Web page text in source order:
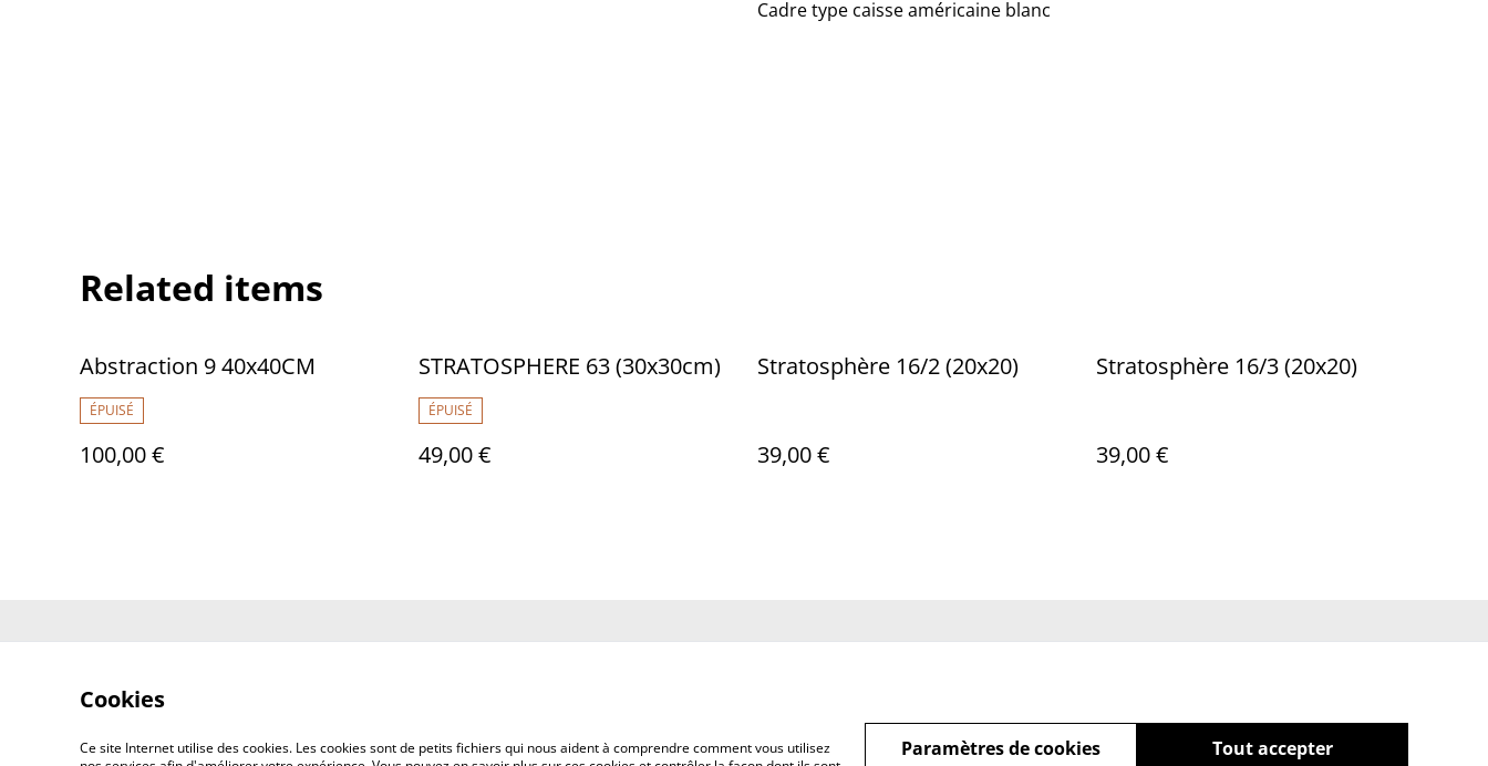
Cadre type caisse américaine blanc
Related items
Abstraction 9 40x40CM
ÉPUISÉ
100,00 €
STRATOSPHERE 63 (30x30cm)
ÉPUISÉ
49,00 €
Stratosphère 16/2 (20x20)
39,00 €
Stratosphère 16/3 (20x20)
39,00 €
Cookies
Ce site Internet utilise des cookies. Les cookies sont de petits fichiers qui nous aident à comprendre comment vous utilisez
Tout accepter
Paramètres de cookies